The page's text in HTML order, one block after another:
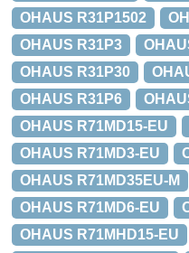
OHAUS R31P1502
OHAUS R31P3
OHAUS R31P30
OHAUS R31P6
OHAUS R71MD15-EU
OHAUS R71MD3-EU
OHAUS R71MD35EU-M
OHAUS R71MD6-EU
OHAUS R71MHD15-EU